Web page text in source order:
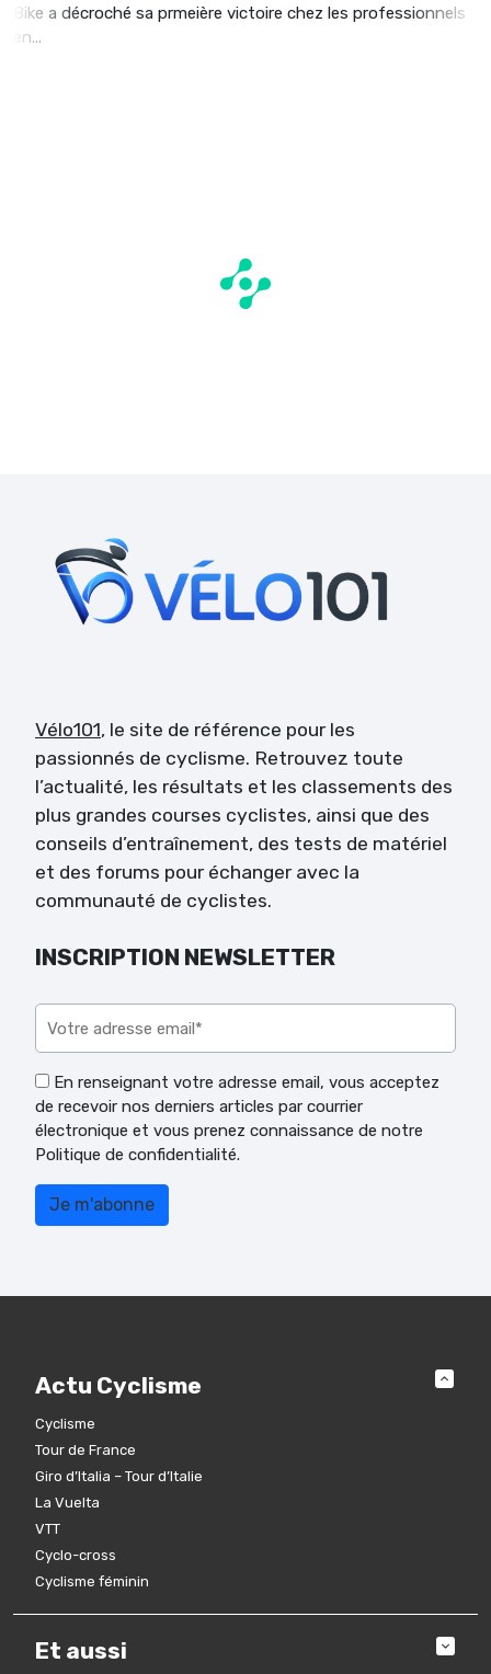
Bike a décroché sa prmeière victoire chez les professionnels
en...
Vélo101, le site de référence pour les
passionnés de cyclisme. Retrouvez toute
l’actualité, les résultats et les classements des
plus grandes courses cyclistes, ainsi que des
conseils d’entraînement, des tests de matériel
et des forums pour échanger avec la
communauté de cyclistes.
INSCRIPTION NEWSLETTER
En renseignant votre adresse email, vous acceptez
de recevoir nos derniers articles par courrier
électronique et vous prenez connaissance de notre
Politique de confidentialité.
Actu Cyclisme
Cyclisme
Tour de France
Giro d’Italia – Tour d’Italie
La Vuelta
VTT
Cyclo-cross
Cyclisme féminin
Et aussi